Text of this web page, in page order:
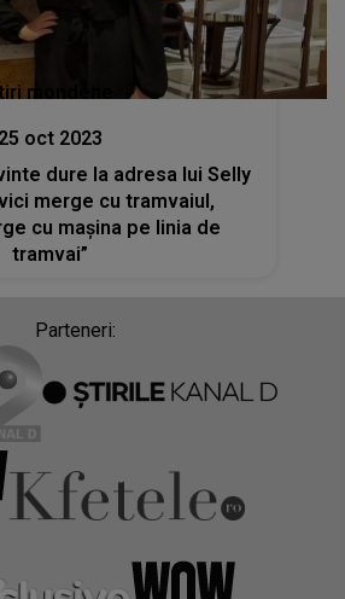
mondene
25 oct 2023
dure la adresa lui Selly
merge cu tramvaiul,
cu mașina pe linia de
tramvai”
Parteneri: